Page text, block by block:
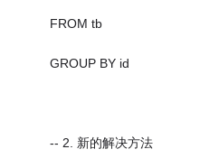
FROM tb
GROUP BY id
-- 2. 新的解决方法